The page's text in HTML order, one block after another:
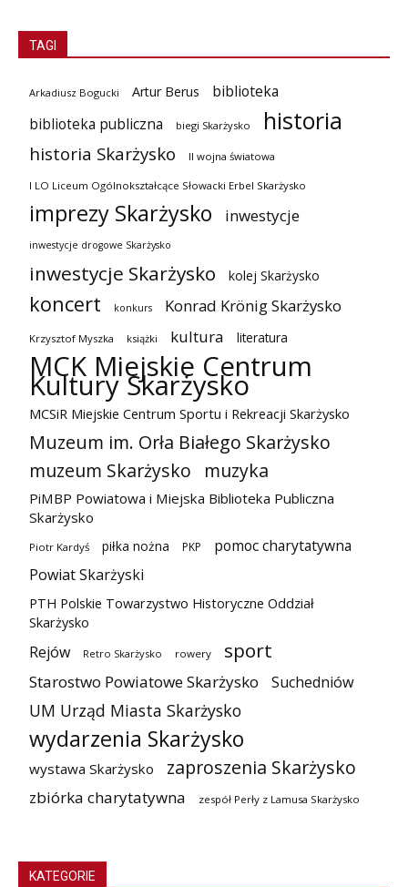
TAGI
Arkadiusz Bogucki Artur Berus
biblioteka
biblioteka publiczna
biegi Skarżysko historia
historia Skarżysko II wojna światowa
I LO Liceum Ogólnokształcące Słowacki Erbel Skarżysko
imprezy Skarżysko inwestycje
inwestycje drogowe Skarżysko
inwestycje Skarżysko kolej Skarżysko
koncert konkurs Konrad Krönig Skarżysko
Krzysztof Myszka książki kultura literatura
MCK Miejskie Centrum
Kultury Skarżysko
MCSiR Miejskie Centrum Sportu i Rekreacji Skarżysko
Muzeum im. Orła Białego Skarżysko
muzeum Skarżysko
muzyka
PiMBP Powiatowa i Miejska Biblioteka Publiczna
Skarżysko
Piotr Kardyś piłka nożna PKP
pomoc charytatywna
Powiat Skarżyski
PTH Polskie Towarzystwo Historyczne Oddział
Skarżysko
Rejów Retro Skarżysko rowery sport
Starostwo Powiatowe Skarżysko Suchedniów
UM Urząd Miasta Skarżysko
wydarzenia Skarżysko
wystawa Skarżysko zaproszenia Skarżysko
zbiórka charytatywna zespół Perły z Lamusa Skarżysko
KATEGORIE